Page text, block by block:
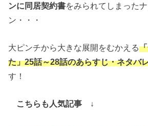
ンに同居契約書をみられてしまった
ン・・・
大ピンチから大きな展開をむかえる
た」25話～28話のあらすじ・ネタバ
す！
こちらも人気記事 ↓